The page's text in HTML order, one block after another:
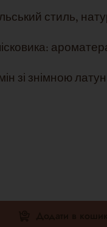
стиль,
зі знімною